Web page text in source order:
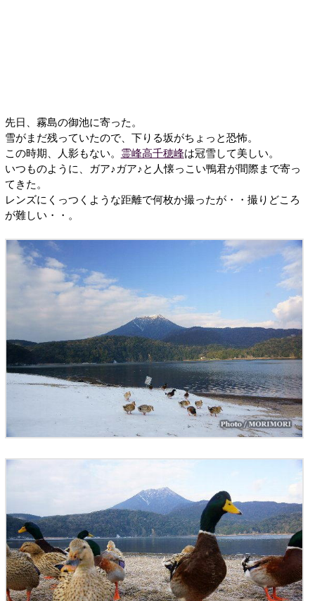
先日、霧島の御池に寄った。
雪がまだ残っていたので、下りる坂がちょっと恐怖。
この時期、人影もない。 霊峰高千穂峰は冠雪して美しい。
いつものように、ガア♪ガア♪と人懐っこい鴨君が間際まで寄っ
てきた。
レンズにくっつくような距離で何枚か撮ったが・・撮りどころ
が難しい・・。